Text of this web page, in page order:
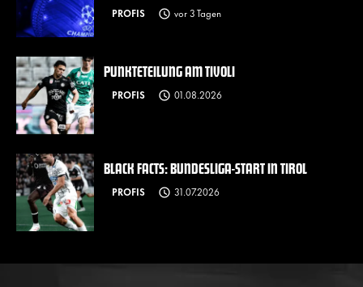
PROFIS vor 3 Tagen
PUNKTETEILUNG AM TIVOLI
PROFIS 01.08.2026
BLACK FACTS: BUNDESLIGA-START IN TIROL
PROFIS 31.07.2026